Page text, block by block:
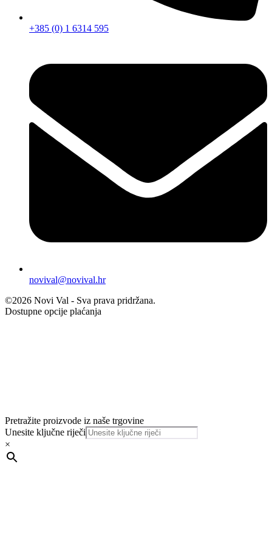
+385 (0) 1 6314 595
novival@novival.hr
©2026 Novi Val - Sva prava pridržana.
Dostupne opcije plaćanja
Pretražite proizvode iz naše trgovine
Unesite ključne riječi
×